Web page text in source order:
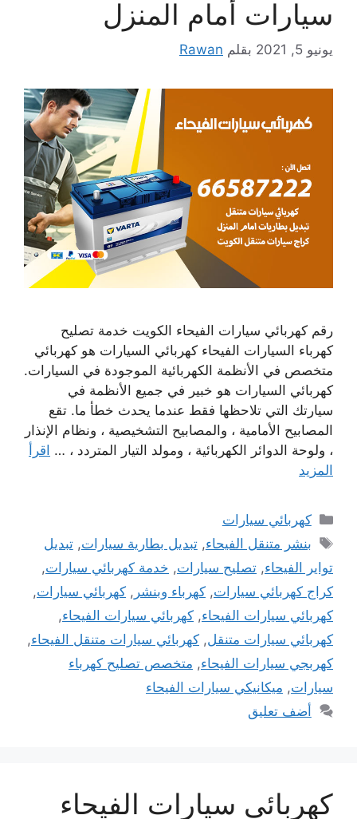
سيارات أمام المنزل
يونيو 5, 2021 بقلم Rawan
رقم كهربائي سيارات الفيحاء الكويت خدمة تصليح
كهرباء السيارات الفيحاء كهربائي السيارات هو كهربائي
متخصص في الأنظمة الكهربائية الموجودة في السيارات.
كهربائي السيارات هو خبير في جميع الأنظمة في
سيارتك التي تلاحظها فقط عندما يحدث خطأ ما. تقع
المصابيح الأمامية ، والمصابيح التشخيصية ، ونظام الإنذار
، ولوحة الدوائر الكهربائية ، ومولد التيار المتردد ، … اقرأ
المزيد
التصنيفات
كهربائي سيارات
الوسوم
بنشر متنقل الفيحاء,تبديل بطارية سيارات,تبديل
تواير الفيحاء, تصليح سيارات, خدمة كهربائي سيارات,
كراج كهربائي سيارات, كهرباء وبنشر , كهربائي سيارات,
كهربائي سيارات الفيحاء, كهربائي سيارات الفيحاء,
كهربائي سيارات متنقل, كهربائي سيارات متنقل الفيحاء,
كهربجي سيارات الفيحاء, متخصص تصليح كهرباء
سيارات, ميكانيكي سيارات الفيحاء
أضف تعليق
كهربائي سيارات الفيحاء